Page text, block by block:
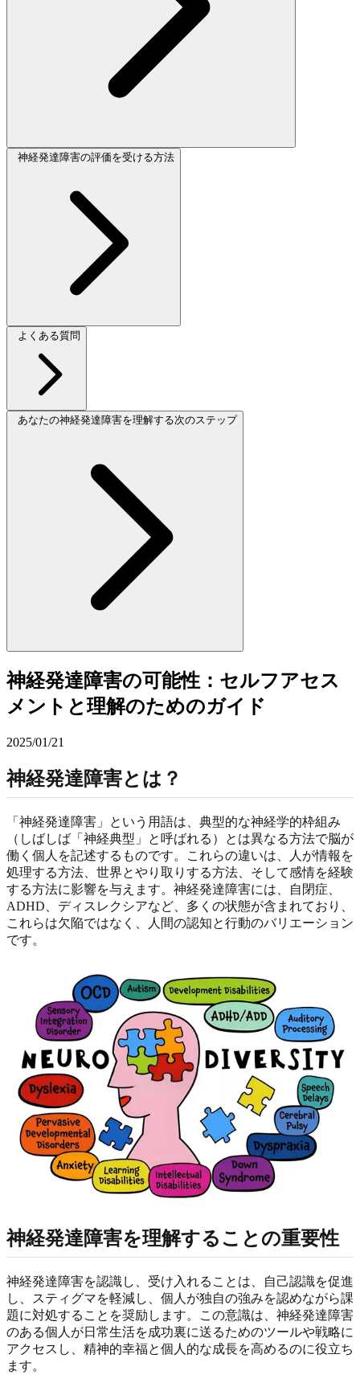
神経発達障害の評価を受ける方法
よくある質問
あなたの神経発達障害を理解する次のステップ
神経発達障害の可能性：セルフアセス
メントと理解のためのガイド
2025/01/21
神経発達障害とは？
「神経発達障害」という用語は、典型的な神経学的枠組み
（しばしば「神経典型」と呼ばれる）とは異なる方法で脳が
働く個人を記述するものです。これらの違いは、人が情報を
処理する方法、世界とやり取りする方法、そして感情を経験
する方法に影響を与えます。神経発達障害には、自閉症、
ADHD、ディスレクシアなど、多くの状態が含まれており、
これらは欠陥ではなく、人間の認知と行動のバリエーション
です。
神経発達障害を理解することの重要性
神経発達障害を認識し、受け入れることは、自己認識を促進
し、スティグマを軽減し、個人が独自の強みを認めながら課
題に対処することを奨励します。この意識は、神経発達障害
のある個人が日常生活を成功裏に送るためのツールや戦略に
アクセスし、精神的幸福と個人的な成長を高めるのに役立ち
ます。